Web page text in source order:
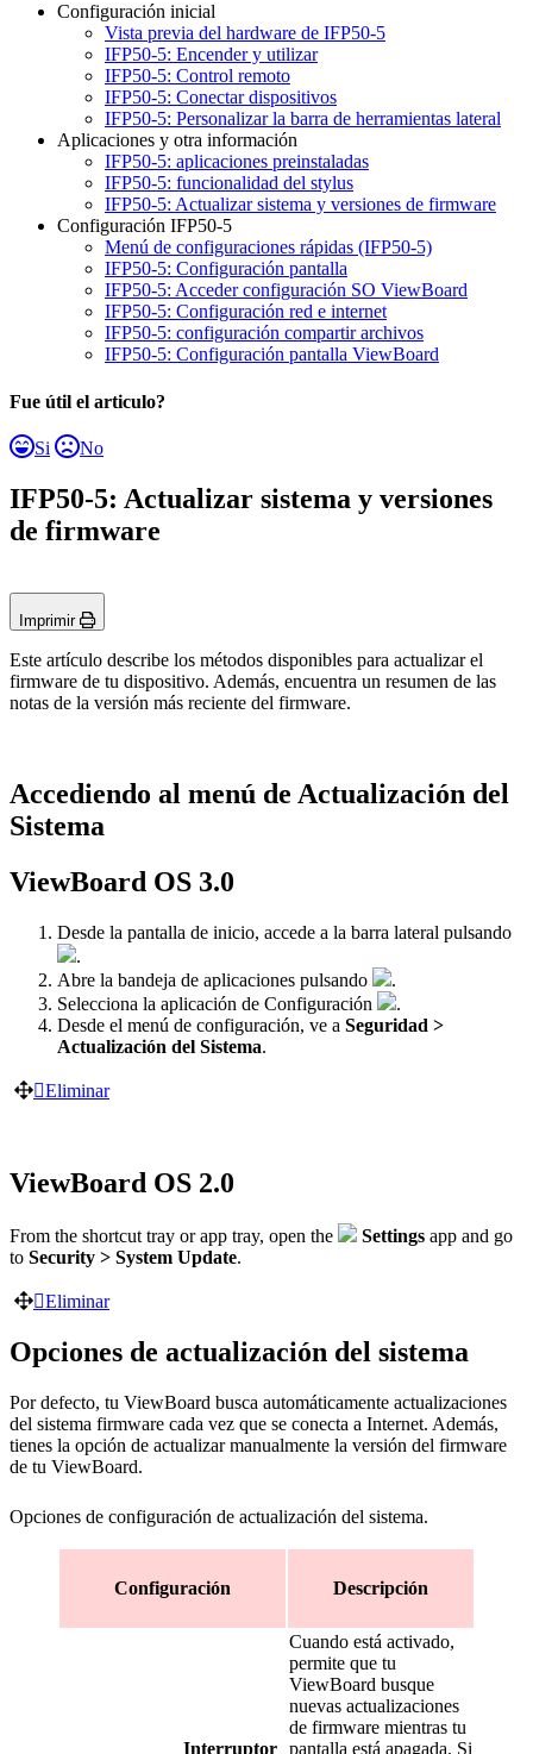
Configuración inicial
Vista previa del hardware de IFP50-5
IFP50-5: Encender y utilizar
IFP50-5: Control remoto
IFP50-5: Conectar dispositivos
IFP50-5: Personalizar la barra de herramientas lateral
Aplicaciones y otra información
IFP50-5: aplicaciones preinstaladas
IFP50-5: funcionalidad del stylus
IFP50-5: Actualizar sistema y versiones de firmware
Configuración IFP50-5
Menú de configuraciones rápidas (IFP50-5)
IFP50-5: Configuración pantalla
IFP50-5: Acceder configuración SO ViewBoard
IFP50-5: Configuración red e internet
IFP50-5: configuración compartir archivos
IFP50-5: Configuración pantalla ViewBoard
Fue útil el articulo?
Si No
IFP50-5: Actualizar sistema y versiones
de firmware
Imprimir
Este artículo describe los métodos disponibles para actualizar el
firmware de tu dispositivo. Además, encuentra un resumen de las
notas de la versión más reciente del firmware.
Accediendo al menú de Actualización del
Sistema
ViewBoard OS 3.0
Desde la pantalla de inicio, accede a la barra lateral pulsando
.
Abre la bandeja de aplicaciones pulsando
.
Selecciona la aplicación de Configuración
.
Desde el menú de configuración, ve a Seguridad >
Actualización del Sistema.
Eliminar
ViewBoard OS 2.0
From the shortcut tray or app tray, open the Settings app and go
to Security > System Update.
Eliminar
Opciones de actualización del sistema
Por defecto, tu ViewBoard busca automáticamente actualizaciones
del sistema firmware cada vez que se conecta a Internet. Además,
tienes la opción de actualizar manualmente la versión del firmware
de tu ViewBoard.
Opciones de configuración de actualización del sistema.
Configuración Descripción
Interruptor
Cuando está activado,
permite que tu
ViewBoard busque
nuevas actualizaciones
de firmware mientras tu
pantalla está apagada. Si